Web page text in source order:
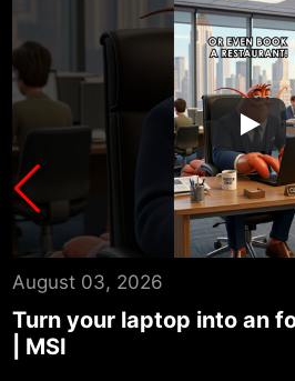
August 03, 2026
Turn your laptop into an
summary center | MSI